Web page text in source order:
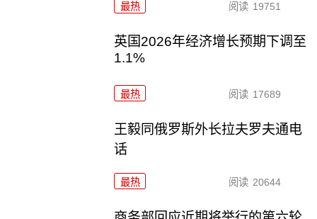
最热 阅读 19751
英国2026年经济增长预期下调至
1.1%
最热 阅读 17689
王毅同俄罗斯外长拉夫罗夫通电
话
最热 阅读 20644